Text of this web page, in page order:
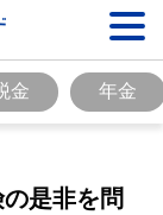
金 年金
是非を問